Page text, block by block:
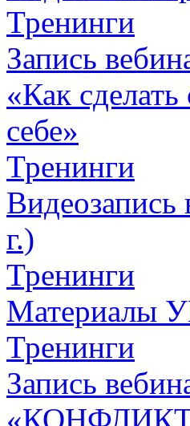
Тренинги
Запись
«Как
себе»
Тренинги
Видеозапись
г.)
Тренинги
Материалы
Тренинги
Запись